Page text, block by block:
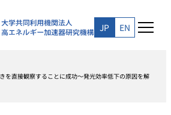
JP EN
を直接観察することに成功〜発光効率低下の原因を解